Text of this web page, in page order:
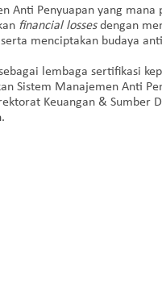
Anti Penyuapan yang mana
financial lossesdengan
menciptakan budaya
lembaga sertifikasi
Sistem Manajemen Anti
Keuangan & Sumber